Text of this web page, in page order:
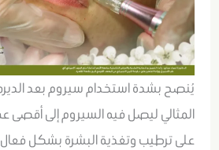
يُنصح بشدة استخدام سيروم بعد
المثالي ليصل فيه السيروم إلى أقصى
على ترطيب وتغذية البشرة بشكل